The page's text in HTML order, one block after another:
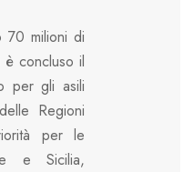
70 milioni di
concluso il
per gli asili
Regioni
per le
e Sicilia,